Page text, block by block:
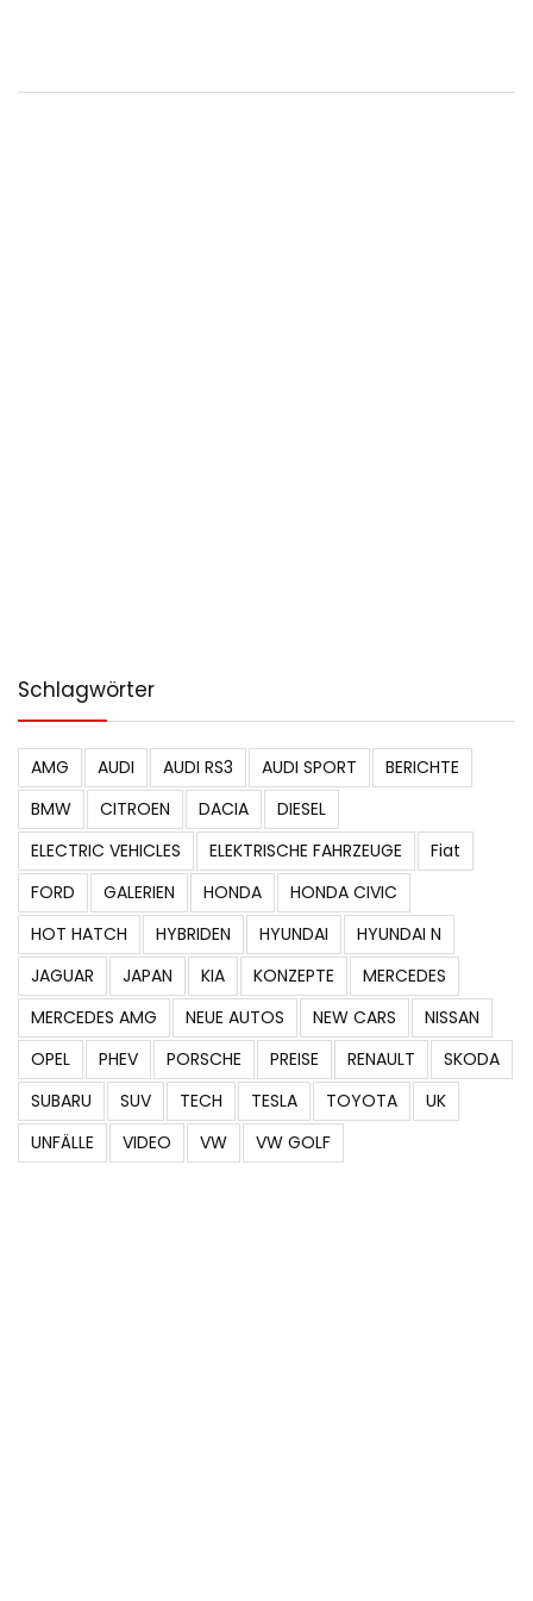
Schlagwörter
AMG AUDI AUDI RS3 AUDI SPORT
BERICHTE
BMW
CITROEN DACIA
DIESEL
ELECTRIC VEHICLES
ELEKTRISCHE FAHRZEUGE
Fiat
FORD
GALERIEN HONDA
HONDA CIVIC
HOT HATCH
HYBRIDEN HYUNDAI
HYUNDAI N
JAGUAR
JAPAN KIA KONZEPTE
MERCEDES
MERCEDES AMG
NEUE AUTOS NEW CARS
NISSAN
OPEL
PHEV PORSCHE PREISE RENAULT
SKODA
SUBARU
SUV TECH TESLA TOYOTA
UK
UNFÄLLE
VIDEO VW VW GOLF